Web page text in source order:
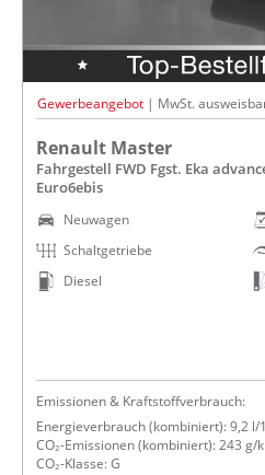
Gewerbeangebot | MwSt.
Renault Master
Fahrgestell FWD Fgst. Eka
Euro6ebis
Neuwagen
Schaltgetriebe
Diesel
Emissionen & Kraftstoffverbrauch:
Energieverbrauch (kombiniert): 9,2 l/
CO₂-Emissionen (kombiniert): 243 g/
CO₂-Klasse: G